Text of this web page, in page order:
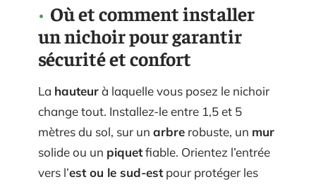
Où et comment installer
un nichoir pour garantir
sécurité et confort
La hauteurà laquelle vous posez le nichoir
change tout. Installez-le entre 1,5 et 5
mètres du sol, sur un arbre robuste, un mur
solide ou un piquetfiable. Orientez l’entrée
vers l’est ou le sud-estpour protéger les